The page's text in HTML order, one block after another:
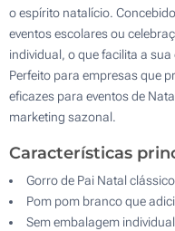
o espírito natalício.
eventos escolares ou
individual, o que facilita a
Perfeito para empresas que
eficazes para eventos de
marketing sazonal.
Características
Gorro de Pai Natal
Pom pom branco que
Sem embalagem